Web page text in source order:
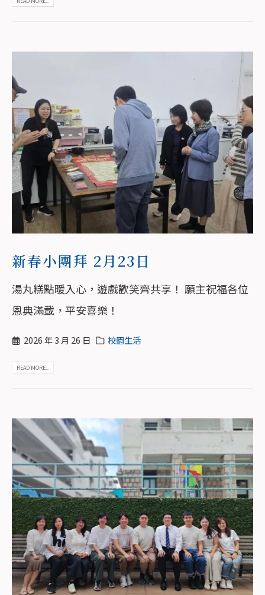
新春小團拜 2月23日
湯丸糕點暖入心，遊戲歡笑齊共享！ 願主祝福各位
恩典滿載，平安喜樂！
2026 年 3 月 26 日 校園生活
READ MORE...